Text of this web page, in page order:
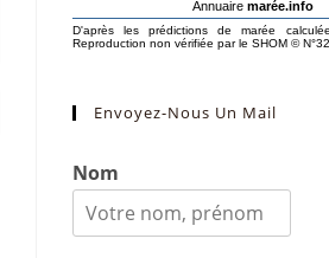
Envoyez-Nous Un Mail
Nom